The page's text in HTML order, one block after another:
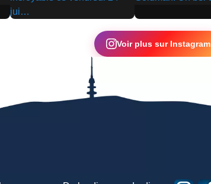
▶
▶
Voir plus sur Instagram